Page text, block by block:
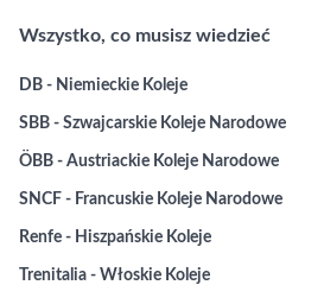
Wszystko, co musisz wiedzieć
DB - Niemieckie Koleje
SBB - Szwajcarskie Koleje Narodowe
ÖBB - Austriackie Koleje Narodowe
SNCF - Francuskie Koleje Narodowe
Renfe - Hiszpańskie Koleje
Trenitalia - Włoskie Koleje